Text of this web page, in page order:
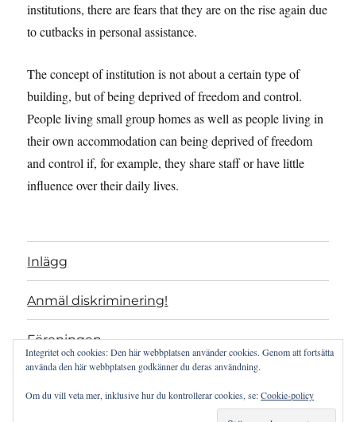
institutions, there are fears that they are on the rise again due
to cutbacks in personal assistance.
The concept of institution is not about a certain type of
building, but of being deprived of freedom and control.
People living small group homes as well as people living in
their own accommodation can being deprived of freedom
and control if, for example, they share staff or have little
influence over their daily lives.
Inlägg
Anmäl diskriminering!
Föreningen
Integritet och cookies: Den här webbplatsen använder cookies. Genom att fortsätta
använda den här webbplatsen godkänner du deras användning.
Om du vill veta mer, inklusive hur du kontrollerar cookies, se:Cookie-policy